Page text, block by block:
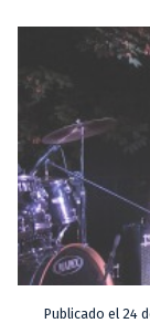
Publicado el 24